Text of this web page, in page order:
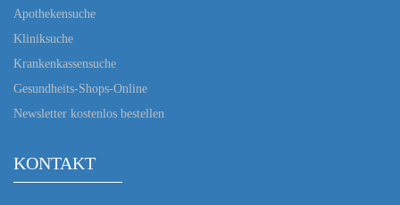
Apothekensuche
Kliniksuche
Krankenkassensuche
Gesundheits-Shops-Online
Newsletter kostenlos bestellen
KONTAKT